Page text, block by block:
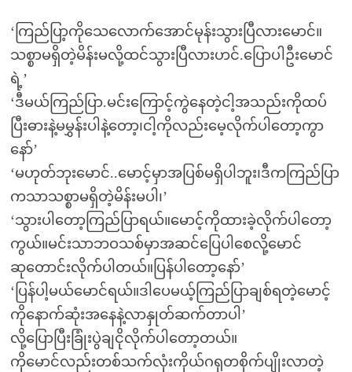
‘ကြည်ပြာ့ကိုသေလောက်အောင်မုန်းသွားပြီလားမောင်။
သစ္စာမရှိတဲ့မိန်းမလို့ထင်သွားပြီလားဟင်.ပြောပါဦးမောင်
ရဲ့’
‘ဒီမယ်ကြည်ပြာ.မင်းကြောင့်ကွဲနေတဲ့ငါ့အသည်းကိုထပ်
ပြီးဓားနဲ့မမွှန်းပါနဲ့တော့၊ငါ့ကိုလည်းမေ့လိုက်ပါတော့ကွာ
နော်’
‘မဟုတ်ဘုးမောင်..မောင့်မှာအပြစ်မရှိပါဘူး၊ဒီကကြည်ပြာ
ကသာသစ္စာမရှိတဲ့မိန်းမပါ၊’
‘သွားပါတော့ကြည်ပြာရယ်။မောင့်ကိုထားခဲ့လိုက်ပါတော့
ကွယ်။မင်းသာဘဝသစ်မှာအဆင်ပြေပါစေလို့မောင်
ဆုတောင်းလိုက်ပါတယ်။ပြန်ပါတော့နော်’
‘ပြန်ပါ့မယ်မောင်ရယ်။ဒါပေမယ့်ကြည်ပြာချစ်ရတဲ့မောင့်
ကိုနောက်ဆုံးအနေနဲ့လာနှုတ်ဆက်တာပါ’
လို့ပြောပြီးခြုံးပွဲချငိုလိုက်ပါတော့တယ်။
ကိုမောင်လည်းတစ်သက်လုံးကိုယ်ဂရုတစိုက်ပျိုးလာတဲ့